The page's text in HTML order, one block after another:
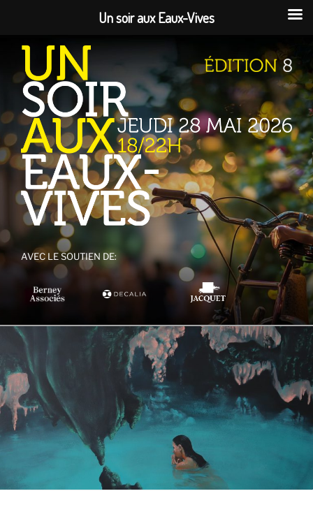
Aller
contenu
principal
AVEC LE SOUTIEN DE:
Un soir aux Eaux-Vives